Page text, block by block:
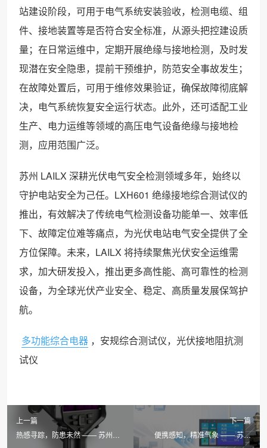
站建设阶段，可用于电气系统安装验收，检测电缆、组
件、接地装置等是否符合安全标准，从源头把控建设质
量；在日常运维中，定期开展绝缘与接地检测，及时发
现潜在安全隐患，提前干预维护，防范安全事故发生；
在故障处置后，可用于维修效果验证，确保故障彻底解
决，电气系统恢复安全运行状态。此外，还可适配工业
生产、电力运维等领域的高压电气设备绝缘与接地检
测，应用范围广泛。
苏州 LAILX 深耕光伏电气安全检测领域多年，始终以
守护电站安全为己任。LXH601 绝缘接地综合测试仪的
推出，有效解决了传统电气检测设备功能单一、效率低
下、故障定位难等痛点，为光伏电站电气安全提供了全
方位保障。未来，LAILX 将持续聚焦光伏安全运维需
求，加大研发投入，推出更多高性能、高可靠性的检测
设备，为全球光伏产业安全、稳定、高质量发展保驾护
航。
多功能综合电器 ，安规综合测试仪，光伏接地阻抗测
试仪
上一篇
热感寻踪，防患未然 —— 苏州
LAILX LX-F100 手持红外热成像仪
下一篇
便携感知，精准气象 —— 苏州
LAILX LXH506 便携式气象站赋能